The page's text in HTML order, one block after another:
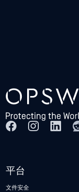
平台
文件安全